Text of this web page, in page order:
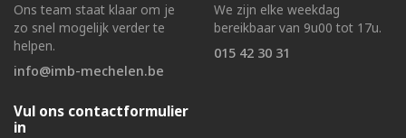
Ons team staat klaar om je
zo snel mogelijk verder te
helpen.
info@imb-mechelen.be
We zijn elke weekdag
bereikbaar van 9u00 tot 17u.
015 42 30 31
Vul ons contactformulier
in